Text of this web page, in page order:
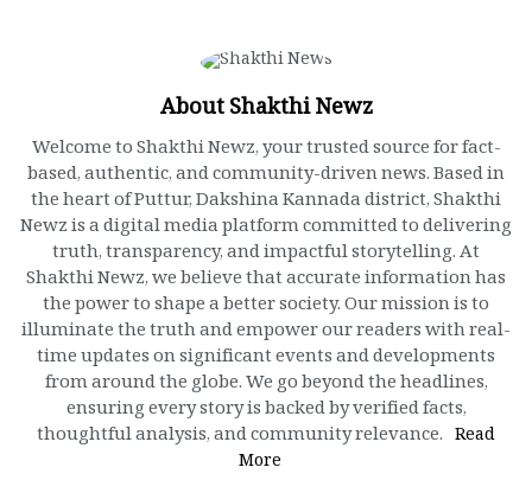
About Shakthi Newz
Welcome to Shakthi Newz, your trusted source for fact-
based, authentic, and community-driven news. Based in
the heart of Puttur, Dakshina Kannada district, Shakthi
Newz is a digital media platform committed to delivering
truth, transparency, and impactful storytelling. At
Shakthi Newz, we believe that accurate information has
the power to shape a better society. Our mission is to
illuminate the truth and empower our readers with real-
time updates on significant events and developments
from around the globe. We go beyond the headlines,
ensuring every story is backed by verified facts,
thoughtful analysis, and community relevance. Read
More